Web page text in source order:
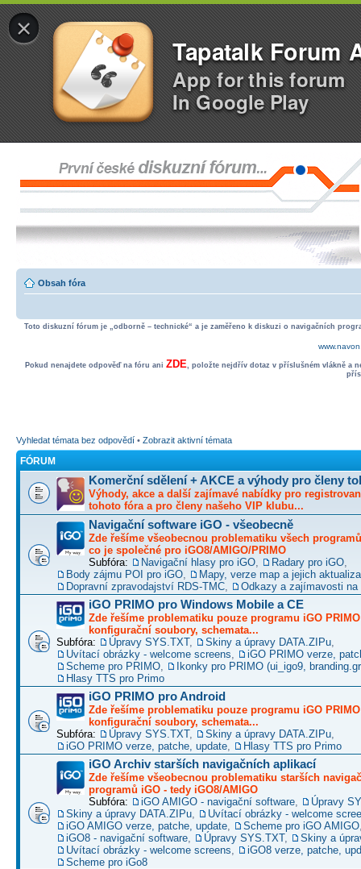
×
Tapatalk Forum
App for this forum
In Google Play
Obsah fóra
Toto diskuzní fórum je „odborně – technické“ a je zaměřeno k diskuzi o navigačních
Pokud nenajdete odpověď na fóru ani ZDE, položte nejdřív dotaz v příslušném vlákně a
Vyhledat témata bez odpovědí • Zobrazit aktivní témata
FÓRUM
Komerční sdělení + AKCE a výhody pro členy
Výhody, akce a další zajímavé nabídky pro
tohoto fóra a pro členy našeho VIP klubu...
Navigační software iGO - všeobecně
Zde řešíme všeobecnou problematiku všech
co je společné pro iGO8/AMIGO/PRIMO
Subfóra:
Navigační hlasy pro iGO Radary pro iGO
Body zájmu POI pro iGO
Mapy, verze map a jejich
Dopravní zpravodajství RDS-TMC
Odkazy a zajímavosti na
iGO PRIMO pro Windows Mobile a CE
Zde řešíme problematiku pouze programu iGO
konfigurační soubory, schemata...
Subfóra:
Úpravy SYS.TXT, Skiny a úpravy DATA.ZIPu
Uvítací obrázky - welcome screens
iGO PRIMO verze,
Scheme pro PRIMO
Ikonky pro PRIMO (ui_igo9,
Hlasy TTS pro Primo
iGO PRIMO pro Android
Zde řešíme problematiku pouze programu iGO
konfigurační soubory, schemata...
Subfóra:
Úpravy SYS.TXT, Skiny a úpravy DATA.ZIPu
iGO PRIMO verze, patche, update
Hlasy TTS pro Primo
iGO Archiv starších navigačních aplikací
Zde řešíme všeobecnou problematiku starších
programů iGO - tedy iGO8/AMIGO
Subfóra:
iGO AMIGO - navigační software
Úpravy
Skiny a úpravy DATA.ZIPu
Uvítací obrázky - welcome
iGO AMIGO verze, patche, update
Scheme pro iGO AMIGO
iGO8 - navigační software
Úpravy SYS.TXT,
Skiny a
Uvítací obrázky - welcome screens
iGO8 verze, patche,
Scheme pro iGo8